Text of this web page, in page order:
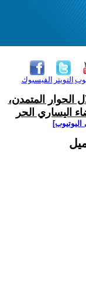
الفيسبوك التويتر
الحوار المتمدن،
اليساري الحر